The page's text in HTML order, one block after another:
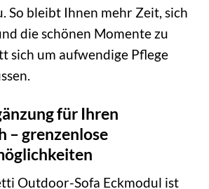
So bleibt Ihnen mehr Zeit, sich
die schönen Momente zu
sich um aufwendige Pflege
für Ihren
– grenzenlose
Outdoor-Sofa Eckmodul ist